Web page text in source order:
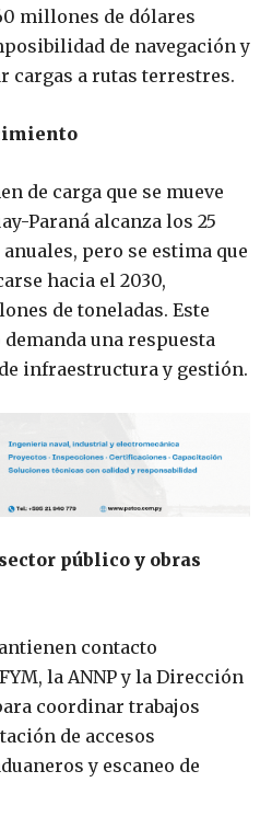
millones de dólares
de navegación y
cargas a rutas terrestres.
de carga que se mueve
Paraná alcanza los 25
pero se estima que
hacia el 2030,
de toneladas. Este
una respuesta
infraestructura y gestión.
público y obras
contacto
la ANNP y la Dirección
coordinar trabajos
de accesos
y escaneo de